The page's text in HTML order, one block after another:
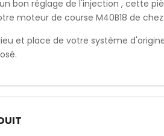
bon réglage de l'injection , cette
moteur de course M40B18 de chez
et place de votre système